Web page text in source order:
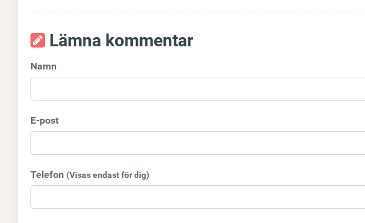
Lämna kommentar
Namn
E-post
Telefon (Visas endast för dig)